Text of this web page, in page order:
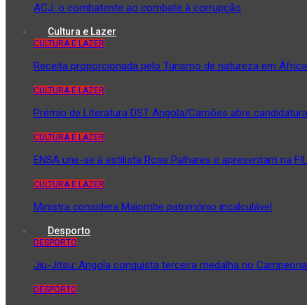
ACJ: o combatente ao combate à corrupção
Cultura e Lazer
CULTURA E LAZER
Receita proporcionada pelo Turismo de natureza em
CULTURA E LAZER
Prémio de Literatura DST Angola/Camões abre
CULTURA E LAZER
ENSA une-se à estilista Rose Palhares e apresentam na
CULTURA E LAZER
Ministra considera Maiombe património incalculável
Desporto
DESPORTO
Jiu-Jitsu: Angola conquista terceira medalha no
DESPORTO